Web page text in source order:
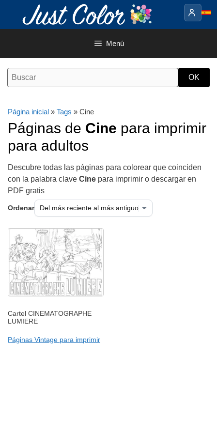
contenido
Menú
Página inicial » Tags » Cine
Páginas de Cine para imprimir
para adultos
Descubre todas las páginas para colorear que coinciden
con la palabra clave Cine para imprimir o descargar en
PDF gratis
Ordenar
Cartel CINEMATOGRAPHE
LUMIERE
Páginas Vintage para imprimir